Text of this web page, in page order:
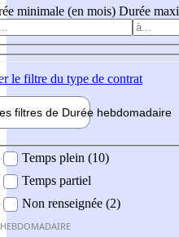
minimale (en mois) Durée
le filtre du type de contrat
filtres de Durée hebdomadaire
Temps plein (10)
Temps partiel
Non renseignée (2)